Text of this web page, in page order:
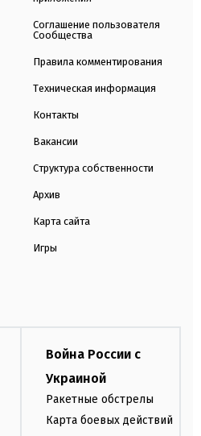
Соглашение пользователя
Сообщества
Правила комментирования
Техническая информация
Контакты
Вакансии
Структура собственности
Архив
Карта сайта
Игры
Война России с
Украиной
Ракетные обстрелы
Карта боевых действий